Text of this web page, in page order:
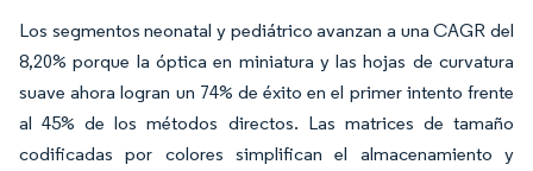
Los segmentos neonatal y pediátrico avanzan a una CAGR del
8,20% porque la óptica en miniatura y las hojas de curvatura
suave ahora logran un 74% de éxito en el primer intento frente
al 45% de los métodos directos. Las matrices de tamaño
codificadas por colores simplifican el almacenamiento y